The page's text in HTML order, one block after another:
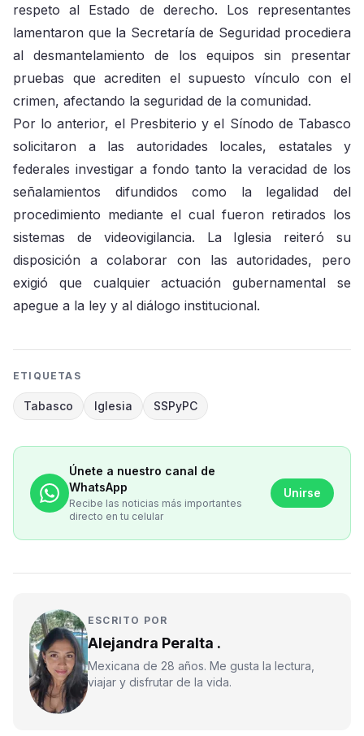
respeto al Estado de derecho. Los representantes
lamentaron que la Secretaría de Seguridad procediera
al desmantelamiento de los equipos sin presentar
pruebas que acrediten el supuesto vínculo con el
crimen, afectando la seguridad de la comunidad.
Por lo anterior, el Presbiterio y el Sínodo de Tabasco
solicitaron a las autoridades locales, estatales y
federales investigar a fondo tanto la veracidad de los
señalamientos difundidos como la legalidad del
procedimiento mediante el cual fueron retirados los
sistemas de videovigilancia. La Iglesia reiteró su
disposición a colaborar con las autoridades, pero
exigió que cualquier actuación gubernamental se
apegue a la ley y al diálogo institucional.
ETIQUETAS
Tabasco Iglesia SSPyPC
Únete a nuestro canal de
WhatsApp
Recibe las noticias más importantes
directo en tu celular
Unirse
ESCRITO POR
Alejandra Peralta .
Mexicana de 28 años. Me gusta la lectura,
viajar y disfrutar de la vida.